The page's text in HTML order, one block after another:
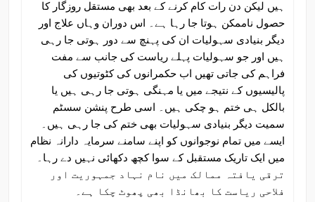
ہیں لیکن دن رات کام کرنے کے بعد بھی مستقل روزگار کا
حصول ناممکن ہوتا جا رہا ہے۔ اس دوران وہاں علاج اور
دیگر بنیادی سہولیات ان کی پہنچ سے دور ہوتی جا رہی
ہیں اور جو سہولیات پہلے ریاست کی جانب سے مفت
فراہم کی جاتی تھیں اب حکمرانوں کی کٹوتیوں کی
پالیسیوں کے نتیجے میں یا مہنگی ہوتی جا رہی ہیں یا
بالکل ہی ختم ہو چکی ہیں۔ اسی طرح پنشن سسٹم
سمیت دیگر بنیادی سہولیات بھی ختم کی جا رہی ہیں۔
ایسے میں تمام نوجوانوں کو اپنے سامنے سرمایہ دارانہ نظام
میں ایک تاریک مستقبل کے سوا کچھ دکھائی نہیں دے رہا۔
ترقی یافتہ ممالک میں نام نہاد جمہوریت اور
فلاحی ریاست کا بھانڈا بھی پھوٹ چکا ہے۔